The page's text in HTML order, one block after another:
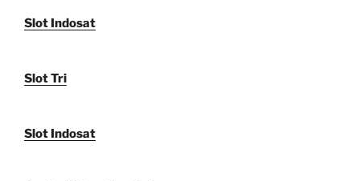
Slot Indosat
Slot Tri
Slot Indosat